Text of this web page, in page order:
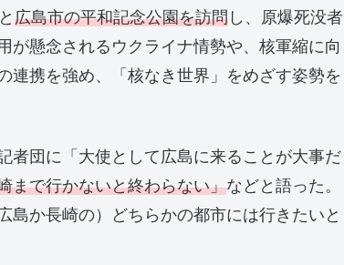
広島市の平和記念公園を訪問 し、原爆死没者
が懸念されるウクライナ情勢や、核軍縮に向
連携を強め、「核なき世界」をめざす姿勢を
者団に「大使として広島に来ることが大事だ
まで行かないと終わらない」などと語った。
か長崎の）どちらかの都市には行きたいと